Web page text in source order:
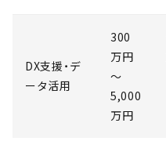
DX支援・デ
ータ活用
300
万円
～
5,000
万円